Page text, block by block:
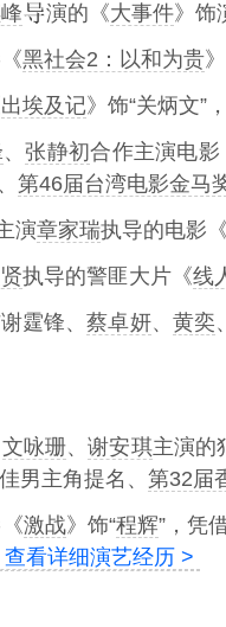
演的《大事件》饰
黑社会2：以和为贵
出埃及记》饰“关炳文”
、张静初合作主演电影
第46届台湾电影金马
演章家瑞执导的电影《
执导的警匪大片《线
霆锋、蔡卓妍、 黄奕、
文咏珊、谢安琪主演的
男主角提名、 第32届
激战》饰“程辉”，凭
查看详细演艺经历 >